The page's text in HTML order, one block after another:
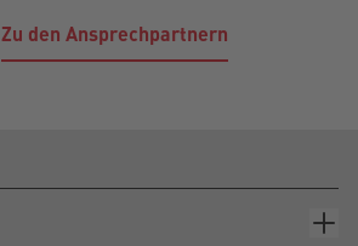
Zu den Ansprechpartnern